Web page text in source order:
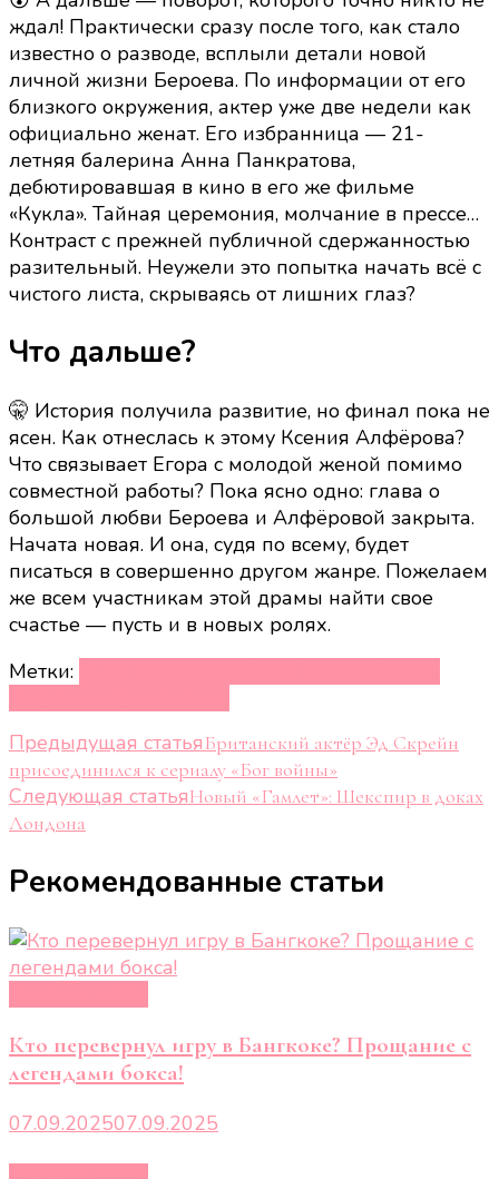
ждал! Практически сразу после того, как стало
известно о разводе, всплыли детали новой
личной жизни Бероева. По информации от его
близкого окружения, актер уже две недели как
официально женат. Его избранница — 21-
летняя балерина Анна Панкратова,
дебютировавшая в кино в его же фильме
«Кукла». Тайная церемония, молчание в прессе…
Контраст с прежней публичной сдержанностью
разительный. Неужели это попытка начать всё с
чистого листа, скрываясь от лишних глаз?
Что дальше?
🤫 История получила развитие, но финал пока не
ясен. Как отнеслась к этому Ксения Алфёрова?
Что связывает Егора с молодой женой помимо
совместной работы? Пока ясно одно: глава о
большой любви Бероева и Алфёровой закрыта.
Начата новая. И она, судя по всему, будет
писаться в совершенно другом жанре. Пожелаем
же всем участникам этой драмы найти свое
счастье — пусть и в новых ролях.
Метки:
Навигация
по
записям
Предыдущая статьяБританский актёр Эд Скрейн
присоединился к сериалу «Бог войны»
Следующая статьяНовый «Гамлет»: Шекспир в доках
Лондона
Рекомендованные статьи
Кто перевернул игру в Бангкоке? Прощание с
легендами бокса!
07.09.202507.09.2025